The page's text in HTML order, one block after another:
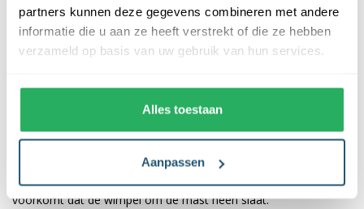
partners kunnen deze gegevens combineren met andere
informatie die u aan ze heeft verstrekt of die ze hebben
verzameld op basis van uw gebruik van hun services.
Alles toestaan
Aanpassen
De kenmerken van de wimpel Zuid-
Holland
scheepvaartsdoek en kan besteld worden met of zonder stokje.
Onze wimpels zijn voorzien van een hoogwaardige afwerking.
Zo is de zoom voorzien van een dubbele stiknaad en loopt het
bevestigingskoord door een metalen roterende wartel. Deze
voorkomt dat de wimpel om de mast heen slaat.